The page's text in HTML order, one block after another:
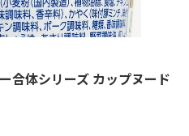
合体シリーズ カップヌード